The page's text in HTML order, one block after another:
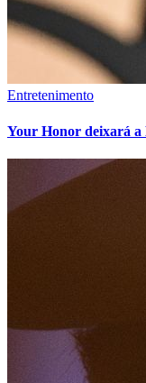
Entretenimento
Your Honor deixará a